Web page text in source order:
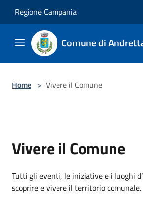
Regione Campania
Comune di
Home > Vivere il Comune
Vivere il Comune
Tutti gli eventi, le iniziative e i luoghi
scoprire e vivere il territorio comunale.